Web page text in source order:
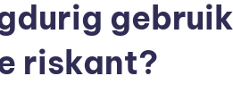
riskant?